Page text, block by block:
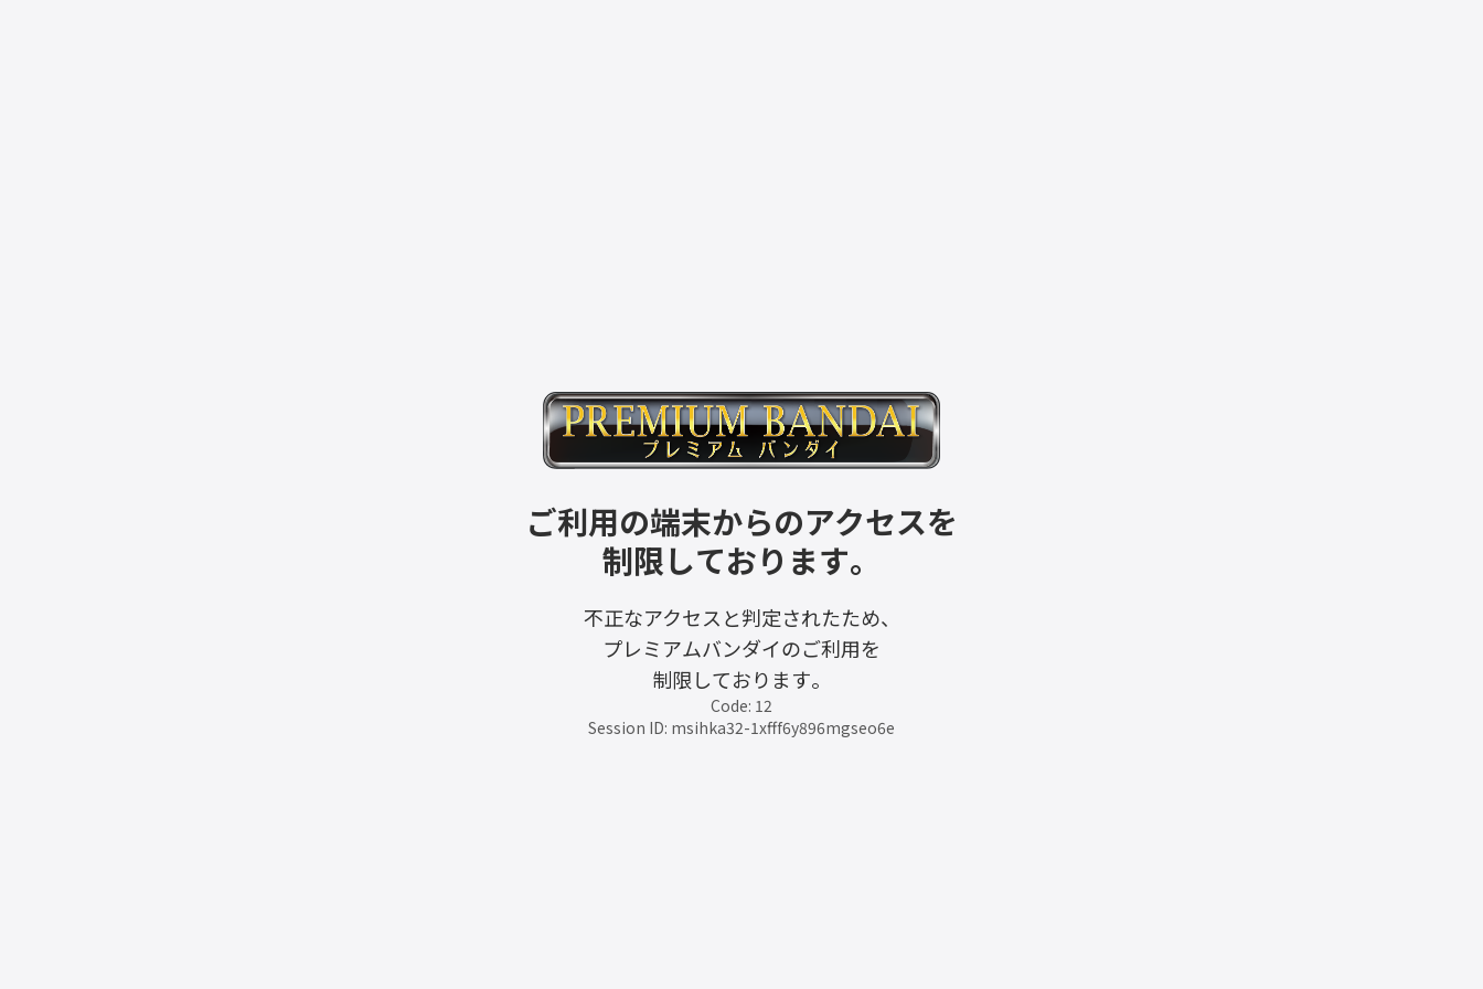
ご利用の端末からのアクセスを
制限しております。
不正なアクセスと判定されたため、
プレミアムバンダイのご利用を
制限しております。
Code: 12
Session ID: msihka32-1xfff6y896mgseo6e